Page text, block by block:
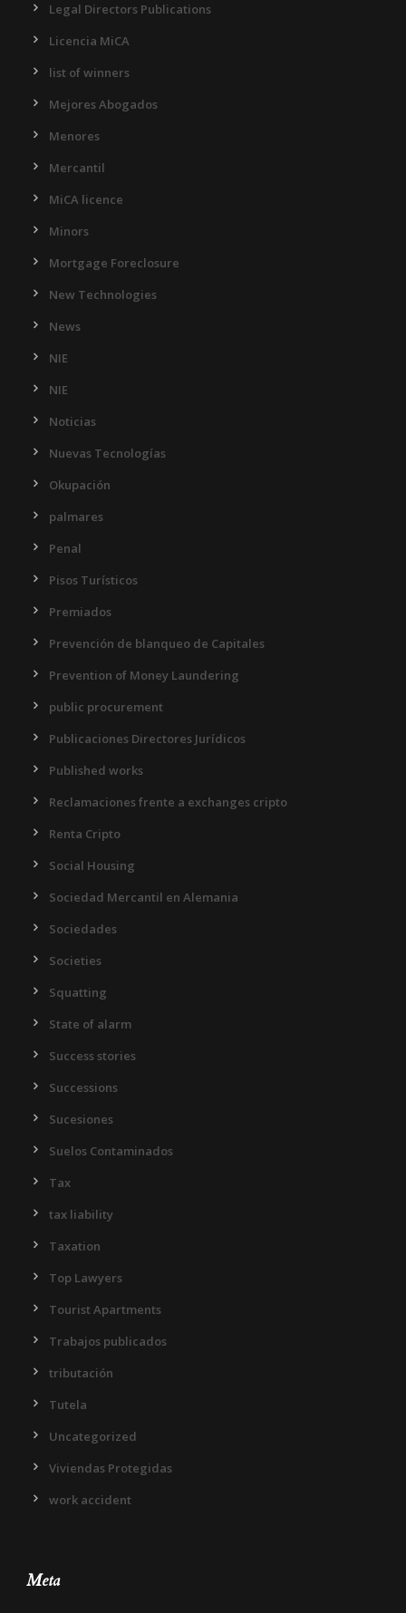
Legal Directors Publications
Licencia MiCA
list of winners
Mejores Abogados
Menores
Mercantil
MiCA licence
Minors
Mortgage Foreclosure
New Technologies
News
NIE
NIE
Noticias
Nuevas Tecnologías
Okupación
palmares
Penal
Pisos Turísticos
Premiados
Prevención de blanqueo de Capitales
Prevention of Money Laundering
public procurement
Publicaciones Directores Jurídicos
Published works
Reclamaciones frente a exchanges cripto
Renta Cripto
Social Housing
Sociedad Mercantil en Alemania
Sociedades
Societies
Squatting
State of alarm
Success stories
Successions
Sucesiones
Suelos Contaminados
Tax
tax liability
Taxation
Top Lawyers
Tourist Apartments
Trabajos publicados
tributación
Tutela
Uncategorized
Viviendas Protegidas
work accident
Meta